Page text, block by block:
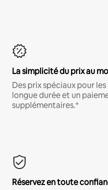
La simplicité du prix au
Des prix spéciaux pour
longue durée et un
supplémentaires.*
Réservez en toute